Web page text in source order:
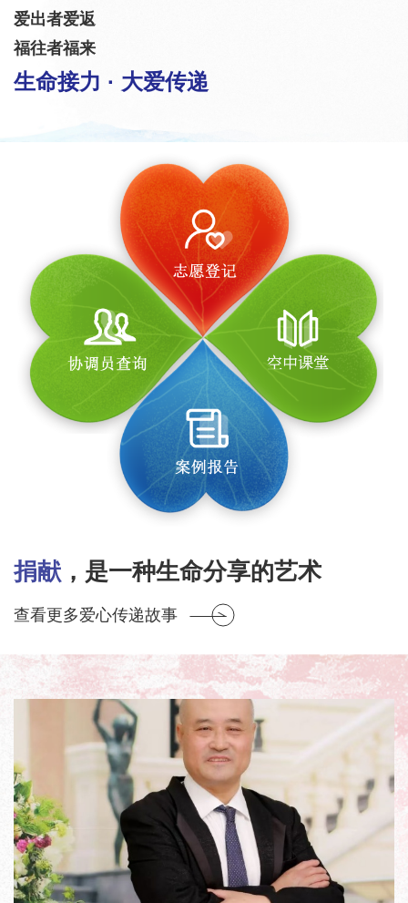
爱出者爱返
福往者福来
生命接力 · 大爱传递
捐献 ，是一种生命分享的艺术
查看更多爱心传递故事